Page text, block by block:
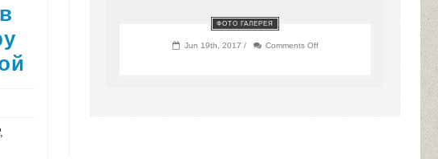
ФОТО ГАЛЕРЕЯ
Jun 19th, 2017 / Comments Offon